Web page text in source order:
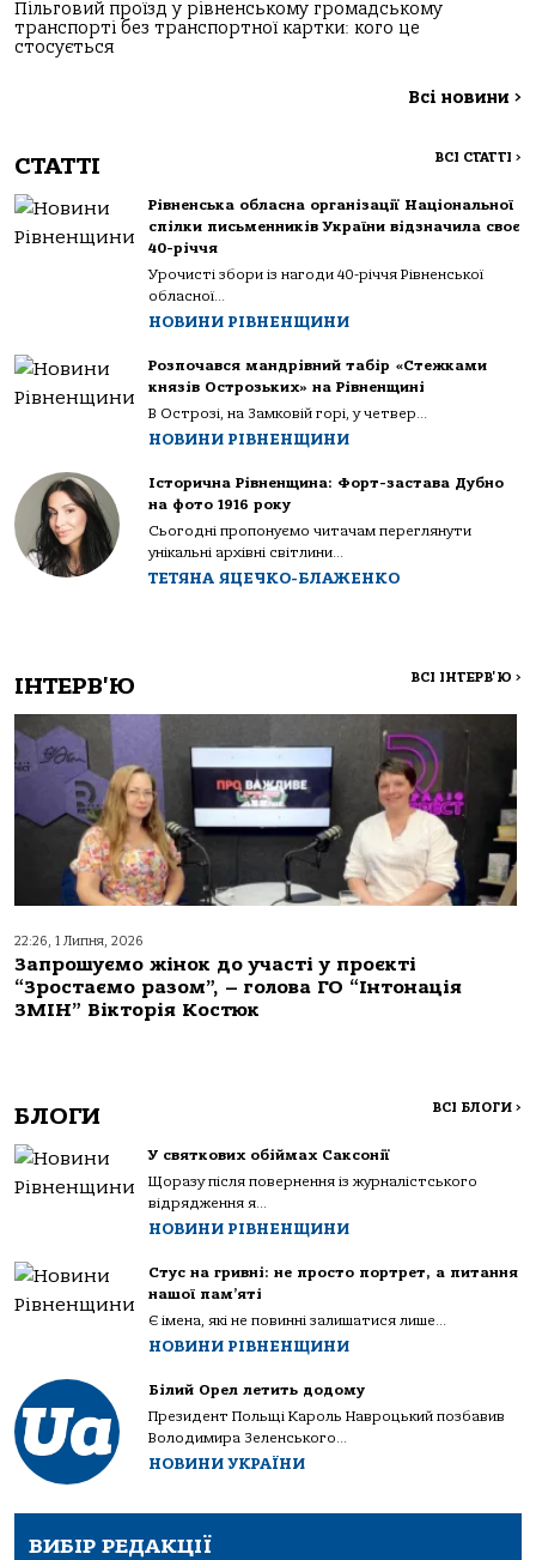
Пільговий проїзд у рівненському громадському
транспорті без транспортної картки: кого це
стосується
Всі новини >
СТАТТІ ВСІ СТАТТІ >
Рівненська обласна організації Національної
спілки письменників України відзначила своє
40-річчя
Урочисті збори із нагоди 40-річчя Рівненської
обласної...
НОВИНИ РІВНЕНЩИНИ
Розпочався мандрівний табір «Стежками
князів Острозьких» на Рівненщині
В Острозі, на Замковій горі, у четвер...
НОВИНИ РІВНЕНЩИНИ
Історична Рівненщина: Форт-застава Дубно
на фото 1916 року
Сьогодні пропонуємо читачам переглянути
унікальні архівні світлини...
ТЕТЯНА ЯЦЕЧКО-БЛАЖЕНКО
ІНТЕРВ'Ю ВСІ ІНТЕРВ'Ю >
22:26, 1 Липня, 2026
Запрошуємо жінок до участі у проєкті
“Зростаємо разом”, – голова ГО “Інтонація
ЗМІН” Вікторія Костюк
БЛОГИ ВСІ БЛОГИ >
У святкових обіймах Саксонії
Щоразу після повернення із журналістського
відрядження я...
НОВИНИ РІВНЕНЩИНИ
Стус на гривні: не просто портрет, а питання
нашої пам’яті
Є імена, які не повинні залишатися лише...
НОВИНИ РІВНЕНЩИНИ
Білий Орел летить додому
Президент Польщі Кароль Навроцький позбавив
Володимира Зеленського...
НОВИНИ УКРАЇНИ
ВИБІР РЕДАКЦІЇ